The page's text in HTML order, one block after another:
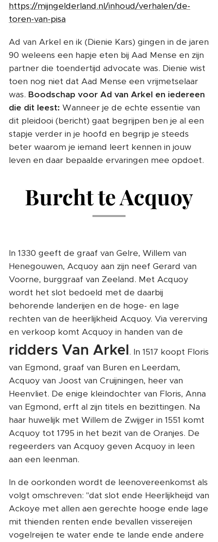
https://mijngelderland.nl/inhoud/verhalen/de-
toren-van-pisa
Ad van Arkel en ik (Dienie Kars) gingen in de jaren
90 weleens een hapje eten bij Aad Mense en zijn
partner die toendertijd advocate was. Dienie wist
toen nog niet dat Aad Mense een vrijmetselaar
was. Boodschap voor Ad van Arkel en iedereen
die dit leest: Wanneer je de echte essentie van
dit pleidooi (bericht) gaat begrijpen ben je al een
stapje verder in je hoofd en begrijp je steeds
beter waarom je iemand leert kennen in jouw
leven en daar bepaalde ervaringen mee opdoet.
Burcht te Acquoy
In 1330 geeft de graaf van Gelre, Willem van
Henegouwen, Acquoy aan zijn neef Gerard van
Voorne, burggraaf van Zeeland. Met Acquoy
wordt het slot bedoeld met de daarbij
behorende landerijen en de hoge- en lage
rechten van de heerlijkheid Acquoy. Via vererving
en verkoop komt Acquoy in handen van de
ridders Van Arkel. In 1517 koopt Floris
van Egmond, graaf van Buren en Leerdam,
Acquoy van Joost van Cruijningen, heer van
Heenvliet. De enige kleindochter van Floris, Anna
van Egmond, erft al zijn titels en bezittingen. Na
haar huwelijk met Willem de Zwijger in 1551 komt
Acquoy tot 1795 in het bezit van de Oranjes. De
regeerders van Acquoy geven Acquoy in leen
aan een leenman.
In de oorkonden wordt de leenovereenkomst als
volgt omschreven: "dat slot ende Heerlijkheijd van
Ackoye met allen aen gerechte hooge ende lage
mit thienden renten ende bevallen vissereijen
vogelreijen te water ende te lande ende andere